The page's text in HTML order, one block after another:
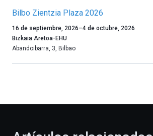
Bilbo Zientzia Plaza 2026
Un
año
más,
16 de septiembre, 2026–4 de octubre, 2026
Bizkaia Aretoa-EHU
Abandoibarra, 3 Bilbao